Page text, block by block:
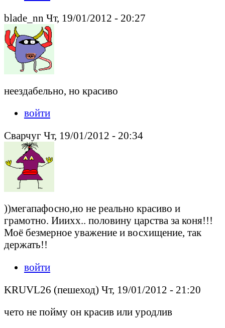
blade_nn Чт, 19/01/2012 - 20:27
неездабельно, но красиво
войти
Сварчуг Чт, 19/01/2012 - 20:34
))мегапафосно,но не реально красиво и
грамотно. Ииихх.. половину царства за коня!!!
Моё безмерное уважение и восхищение, так
держать!!
войти
KRUVL26 (пешеход) Чт, 19/01/2012 - 21:20
чето не пойму он красив или уродлив